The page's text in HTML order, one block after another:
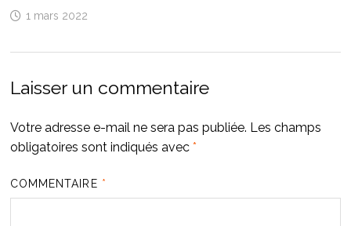
1 mars 2022
Laisser un commentaire
Votre adresse e-mail ne sera pas publiée. Les champs
obligatoires sont indiqués avec *
COMMENTAIRE *